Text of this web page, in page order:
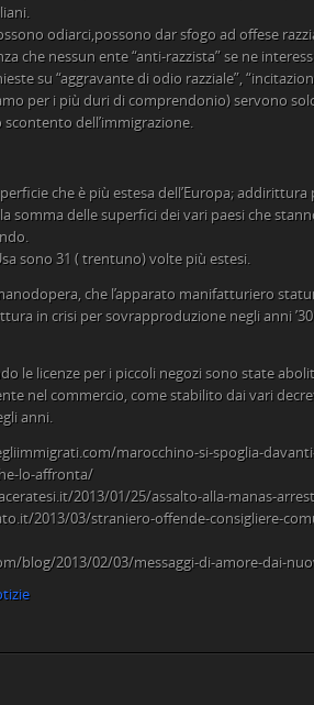
odiarci,possono dar sfogo ad offese
che nessun ente “anti-razzista” se ne
su “aggravante di odio razziale”,
per i più duri di comprendonio) servono
scontento dell’immigrazione.
che è più estesa dell’Europa;
somma delle superfici dei vari paesi che
sono 31 ( trentuno) volte più estesi.
che l’apparato manifatturiero
in crisi per sovrapproduzione negli anni
le licenze per i piccoli negozi sono state
nel commercio, come stabilito dai vari
anni.
marocchino-si-spoglia-
lo-affronta/
2013/01/25/assalto-alla-manas-
2013/03/straniero-offende-consigliere-
blog/2013/02/03/messaggi-di-amore-dai-